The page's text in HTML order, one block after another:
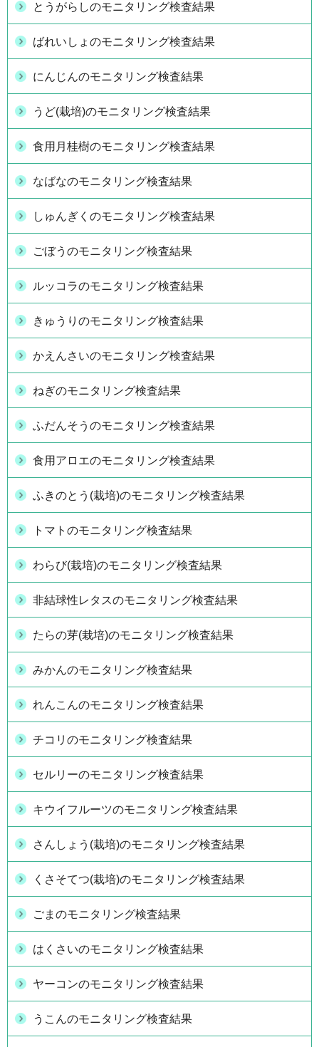
とうがらしのモニタリング検査結果
ばれいしょのモニタリング検査結果
にんじんのモニタリング検査結果
うど(栽培)のモニタリング検査結果
食用月桂樹のモニタリング検査結果
なばなのモニタリング検査結果
しゅんぎくのモニタリング検査結果
ごぼうのモニタリング検査結果
ルッコラのモニタリング検査結果
きゅうりのモニタリング検査結果
かえんさいのモニタリング検査結果
ねぎのモニタリング検査結果
ふだんそうのモニタリング検査結果
食用アロエのモニタリング検査結果
ふきのとう(栽培)のモニタリング検査結果
トマトのモニタリング検査結果
わらび(栽培)のモニタリング検査結果
非結球性レタスのモニタリング検査結果
たらの芽(栽培)のモニタリング検査結果
みかんのモニタリング検査結果
れんこんのモニタリング検査結果
チコリのモニタリング検査結果
セルリーのモニタリング検査結果
キウイフルーツのモニタリング検査結果
さんしょう(栽培)のモニタリング検査結果
くさそてつ(栽培)のモニタリング検査結果
ごまのモニタリング検査結果
はくさいのモニタリング検査結果
ヤーコンのモニタリング検査結果
うこんのモニタリング検査結果